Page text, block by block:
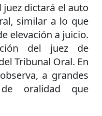
juez dictará el auto
similar a lo que
elevación a juicio.
del juez de
Tribunal Oral. En
a grandes
oralidad que